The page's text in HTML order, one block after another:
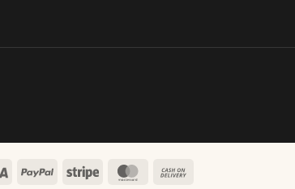
Visa PayPal Stripe MasterCard